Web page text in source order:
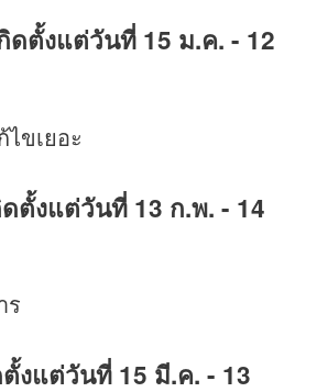
ดตั้งแต่วันที่ 15 ม.ค. - 12
ขเยอะ
ตั้งแต่วันที่ 13 ก.พ. - 14
ร
งแต่วันที่ 15 มี.ค. - 13